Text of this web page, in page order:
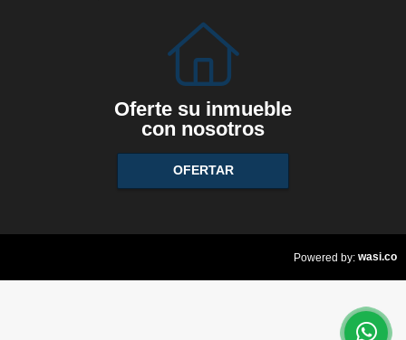
Oferte su inmueble
con nosotros
OFERTAR
Powered by: wasi.co